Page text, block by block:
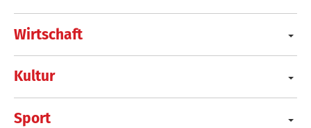
Wirtschaft
Kultur
Sport